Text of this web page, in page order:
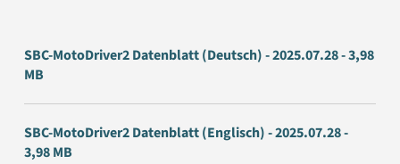
SBC-MotoDriver2 Datenblatt (Deutsch) - 2025.07.28 - 3,98
MB
SBC-MotoDriver2 Datenblatt (Englisch) - 2025.07.28 -
3,98 MB